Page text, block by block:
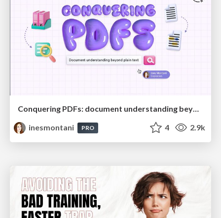
Conquering PDFs: document understanding beyond plain text
inesmontani
PRO 4 2.9k